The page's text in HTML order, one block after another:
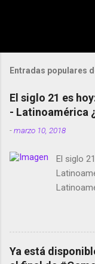
Entradas populares
El siglo 21 es
- Latinoamérica
-marzo 10, 2018
El siglo
cuentas
copyright
red
Ya está